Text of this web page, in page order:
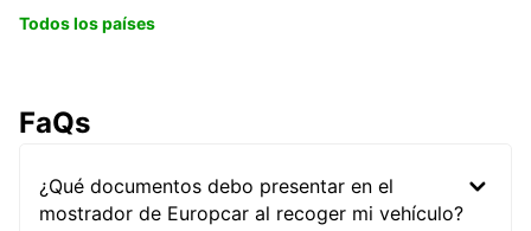
Todos los países
FaQs
¿Qué documentos debo presentar en el
mostrador de Europcar al recoger mi vehículo?